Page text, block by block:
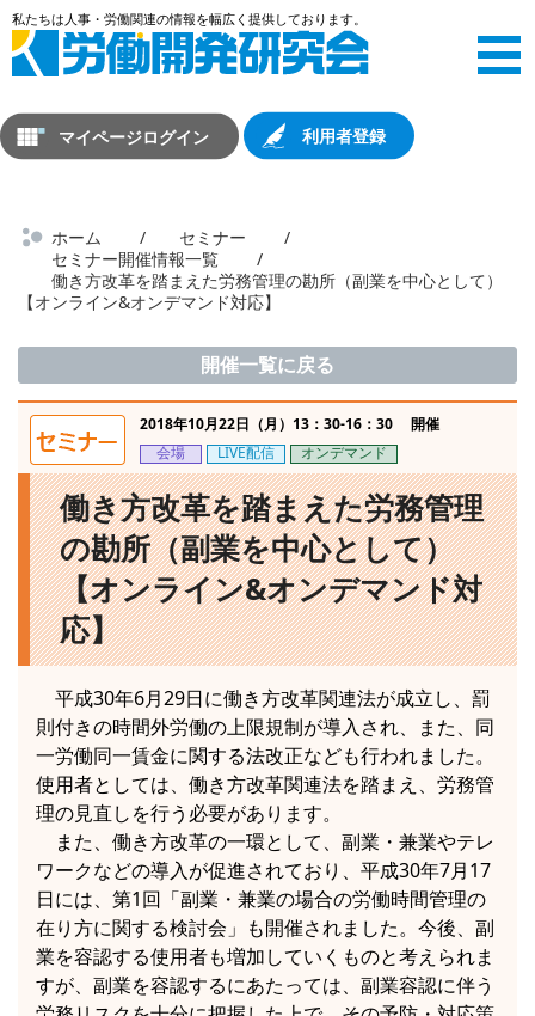
マイページログイン 利用者登録
ホーム
セミナー
セミナー開催情報一覧
働き方改革を踏まえた労務管理の勘所（副業を中心として）
【オンライン&オンデマンド対応】
開催一覧に戻る
2018年10月22日（月）13：30-16：30 開催
会場
LIVE配信 オンデマンド
働き方改革を踏まえた労務管理
の勘所（副業を中心として）
【オンライン&オンデマンド対
応】
平成30年6月29日に働き方改革関連法が成立し、罰
則付きの時間外労働の上限規制が導入され、また、同
一労働同一賃金に関する法改正なども行われました。
使用者としては、働き方改革関連法を踏まえ、労務管
理の見直しを行う必要があります。
また、働き方改革の一環として、副業・兼業やテレ
ワークなどの導入が促進されており、平成30年7月17
日には、第1回「副業・兼業の場合の労働時間管理の
在り方に関する検討会」も開催されました。今後、副
業を容認する使用者も増加していくものと考えられま
すが、副業を容認するにあたっては、副業容認に伴う